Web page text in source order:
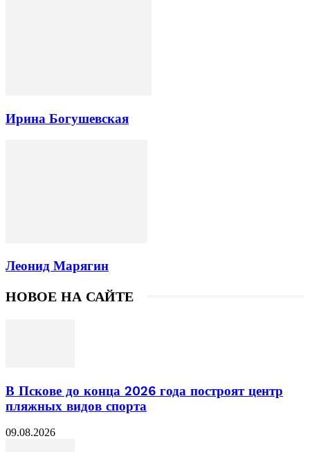
Ирина Богушевская
Леонид Марягин
НОВОЕ НА САЙТЕ
В Пскове до конца 2026 года построят центр
пляжных видов спорта
09.08.2026